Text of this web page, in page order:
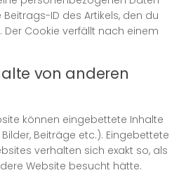
ID des Artikels, den du
Cookie verfällt nach einem
von anderen
können eingebettete Inhalte
Beiträge etc.). Eingebettete
verhalten sich exakt so, als
Website besucht hätte.